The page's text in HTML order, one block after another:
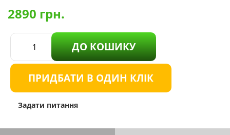
2890 грн.
ДО КОШИКУ
ПРИДБАТИ В ОДИН КЛІК
Задати питання